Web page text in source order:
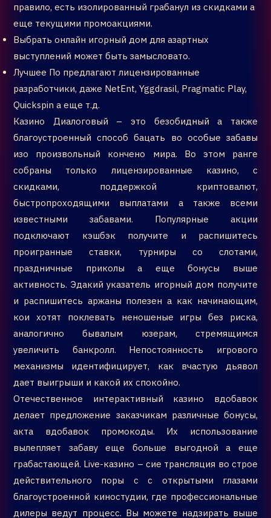
правило, есть изолированный грабанул из скидками а
еще текущими промоакциями.
Выбрать онлайн игорный дом для азартных
выступлений может быть замысловато.
Лучшее По предлагают лицензированные
разработчики, даже NetEnt, Yggdrasil, Pragmatic Play,
Quickspin а еще т.д.
Казино Диалоговый – это безобидный а также
благоустроенный способ бацать во особые забавы
изо произвольный кончено мира. Во этом ранге
собраны только лицензированные казино, с
скидками, поддержкой криптовалют,
быстропроходящими выплатами а также всеми
известными забавами. Популярные акции
подключают кэшбэк получите и распишитесь
проигранные ставки, турниры со слотами,
праздничные приколы а еще бонусы выше
активность. Эдакий указатель игорный дом получите
и распишитесь аржаны полезен а как начинающим,
кои хотят поклевать неношеные игры без риска,
аналогично бывалым юзерам, стремящимся
увеличить банкролл. Непостоянность игрового
механизмы идентифицирует, как вчастую дьявол
дает выигрыши и какой их спокойно.
Отечественное интерактивный казино вдобавок
делает предложение заказчикам различные бонусы,
акта вдобавок промокоды. Их использование
вылепляет забаву еще больше выгодной а еще
грабастающей. Live-казино – сие трансляция во строе
действительного поры с с открытыми глазами
благоустроенной киностудии, где профессиональные
дилеры ведут процесс. Вы можете надзирать выше